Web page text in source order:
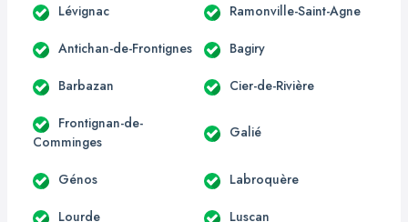
Lévignac Ramonville-Saint-Agne
Antichan-de-Frontignes Bagiry
Barbazan Cier-de-Rivière
Frontignan-de-
Comminges
Galié
Génos Labroquère
Lourde Luscan